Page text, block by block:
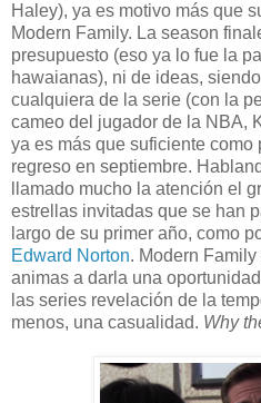
Haley), ya es motivo más que
Modern Family. La season
presupuesto (eso ya lo fue la
hawaianas), ni de ideas,
cualquiera de la serie (con la
cameo del jugador de la NBA,
ya es más que suficiente como
regreso en septiembre.
llamado mucho la atención el
estrellas invitadas que se han
largo de su primer año, como
Edward Norton. Modern
animas a darla una
las series revelación de la
menos, una casualidad. Why